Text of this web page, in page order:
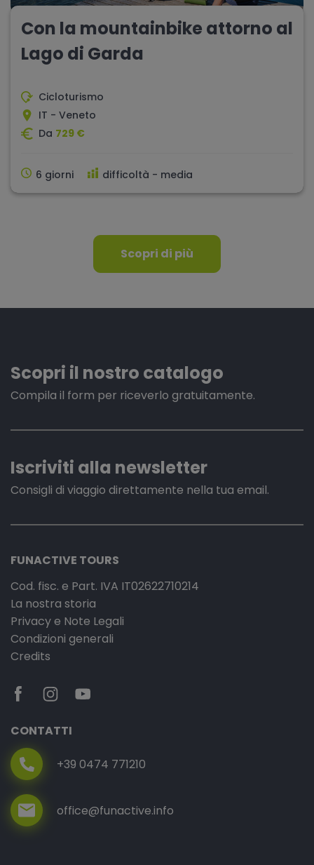
Con la mountainbike attorno al
Lago di Garda
Cicloturismo
IT - Veneto
Da 729 €
6 giorni difficoltà - media
Scopri di più
Scopri il nostro catalogo
Compila il form per riceverlo gratuitamente.
Iscriviti alla newsletter
Consigli di viaggio direttamente nella tua email.
FUNACTIVE TOURS
Cod. fisc. e Part. IVA IT02622710214
La nostra storia
Privacy e Note Legali
Condizioni generali
Credits
CONTATTI
+39 0474 771210
office@funactive.info